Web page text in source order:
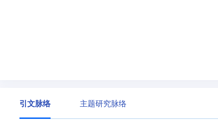
引文脉络 主题研究脉络